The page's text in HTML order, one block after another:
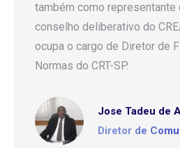
Jose Tadeu de
Diretor de
também como representante
conselho deliberativo do
ocupa o cargo de Diretor de
Normas do CRT-SP.